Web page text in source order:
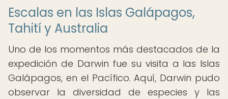
Escalas en las Islas Galápagos,
Tahití y Australia
Uno de los momentos más destacados de la
expedición de Darwin fue su visita a las Islas
Galápagos, en el Pacífico. Aquí, Darwin pudo
observar la diversidad de especies y las